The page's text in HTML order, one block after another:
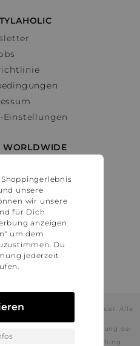
Einstellungen
WORLDWIDE
States
gesetzlichen Mehrwertsteuer. Alle
Rabatte, die durch die Nutzung der
Partner voraussichtlich
führt keine vollständige Prüfung
unsere
wir unsere
für Dich
anzeigen.
um dem
Du
jederzeit